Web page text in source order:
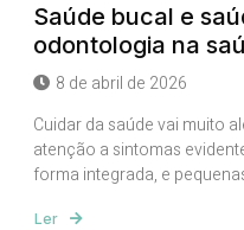
Saúde bucal e
odontologia na
8 de abril de 2026
Cuidar da saúde vai muito
atenção a sintomas
forma integrada, e
Ler